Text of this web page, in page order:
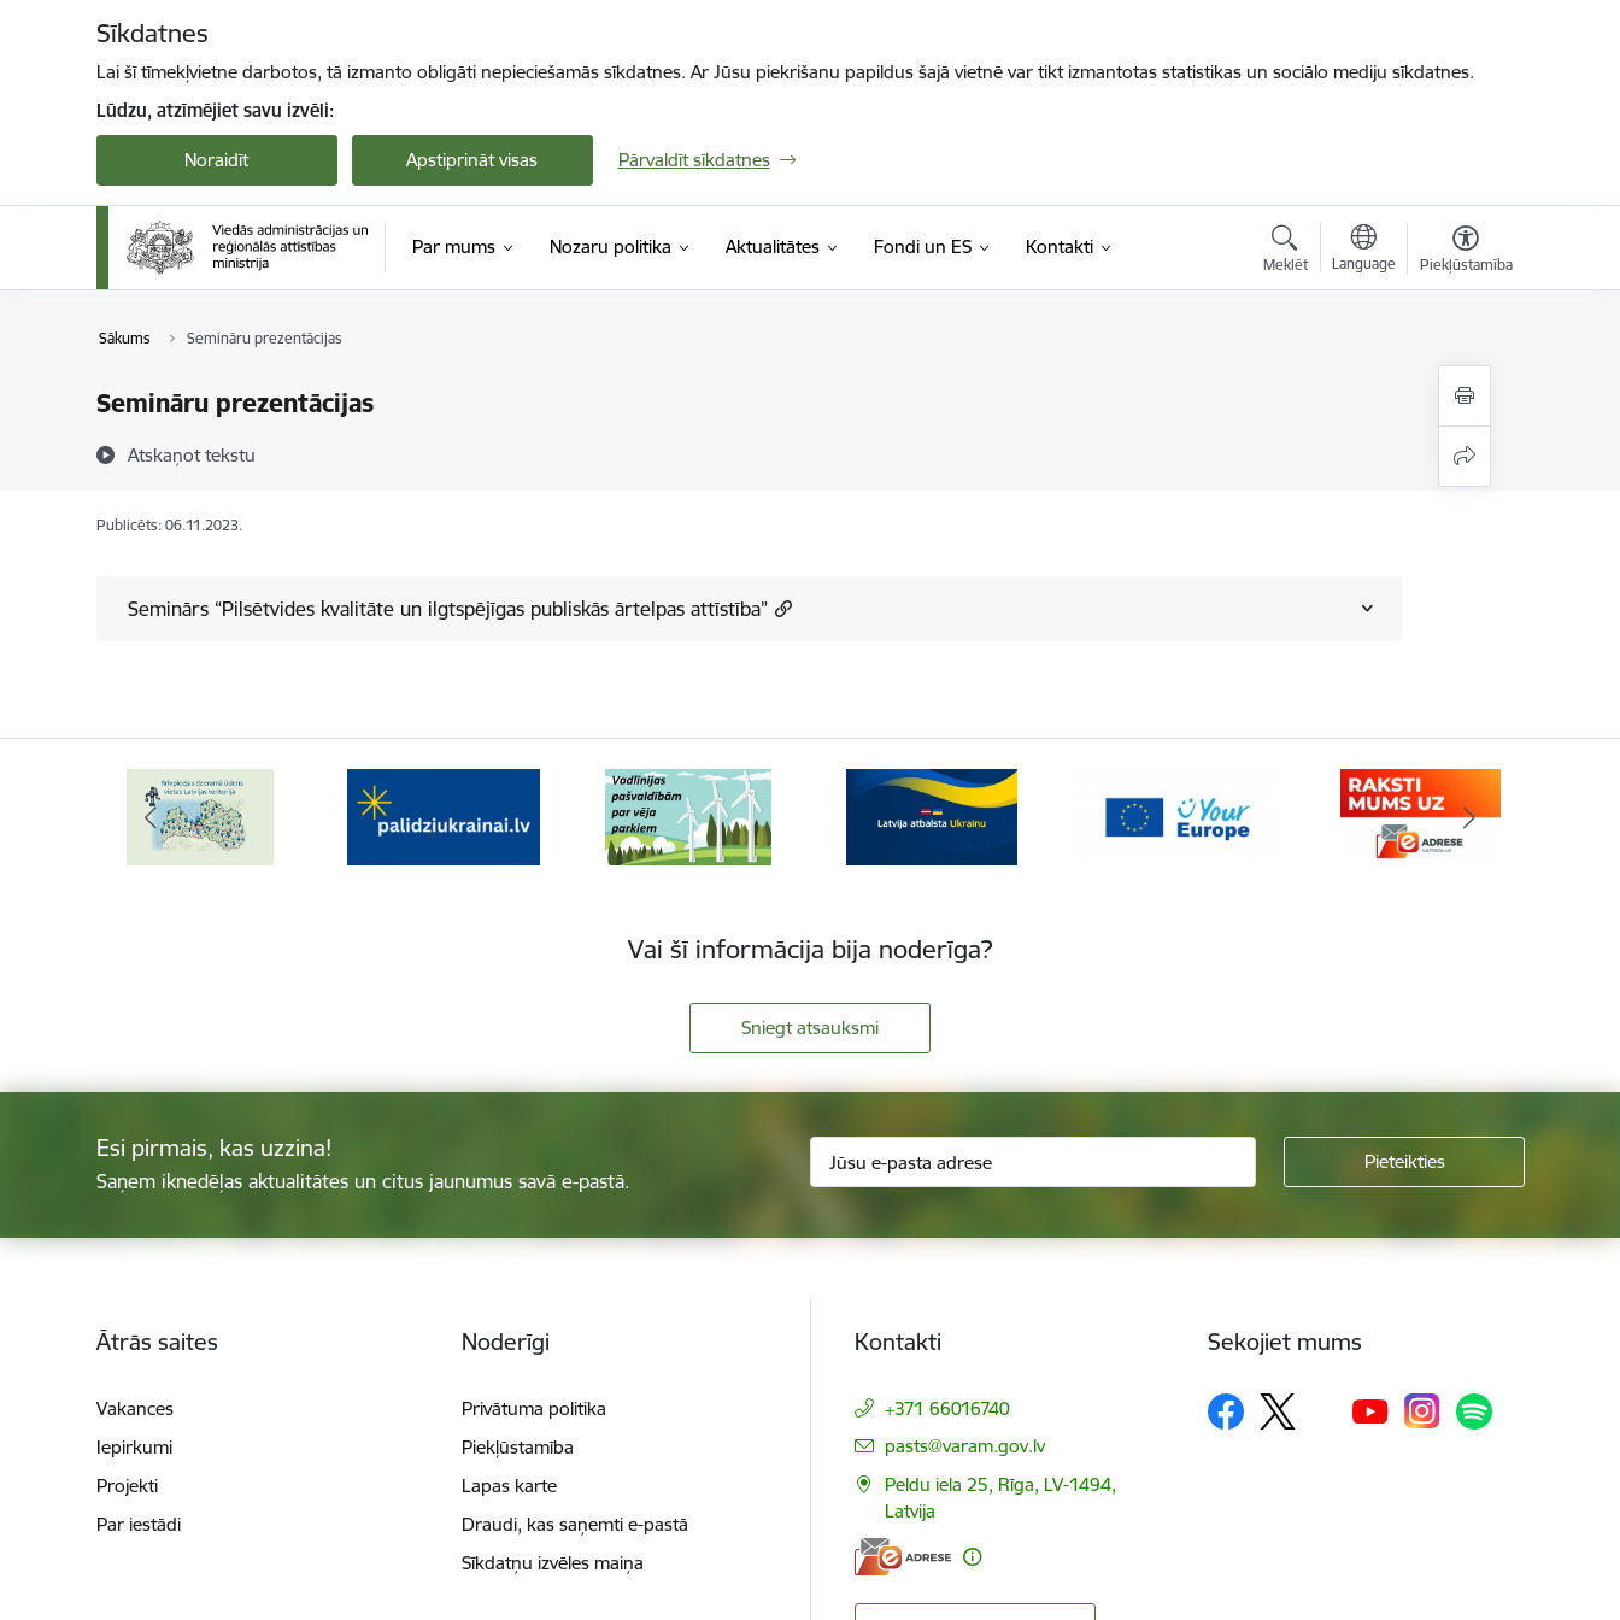
Sīkdatnes
Lai šī tīmekļvietne darbotos, tā izmanto obligāti nepieciešamās sīkdatnes. Ar Jūsu piekrišanu papildus šajā vietnē var tikt izmantotas statistikas un sociālo mediju sīkdatnes.
Lūdzu, atzīmējiet savu izvēli:
Noraidīt Apstiprināt visas Pārvaldīt sīkdatnes
Par mums Nozaru politika Aktualitātes Fondi un ES Kontakti
Meklēt Language Piekļūstamība
Sākums Semināru prezentācijas
Semināru prezentācijas
Atskaņot tekstu
Publicēts: 06.11.2023.
Seminārs “Pilsētvides kvalitāte un ilgtspējīgas publiskās ārtelpas attīstība”
Vai šī informācija bija noderīga?
Sniegt atsauksmi
Esi pirmais, kas uzzina!
Saņem iknedēļas aktualitātes un citus jaunumus savā e-pastā.
Ātrās saites
Vakances
Iepirkumi
Projekti
Par iestādi
Noderīgi
Privātuma politika
Piekļūstamība
Lapas karte
Draudi, kas saņemti e-pastā
Sīkdatņu izvēles maiņa
Kontakti
+371 66016740
E-pasts:
pasts@varam.gov.lv
Peldu iela 25, Rīga, LV-1494,
Latvija
Sekojiet mums